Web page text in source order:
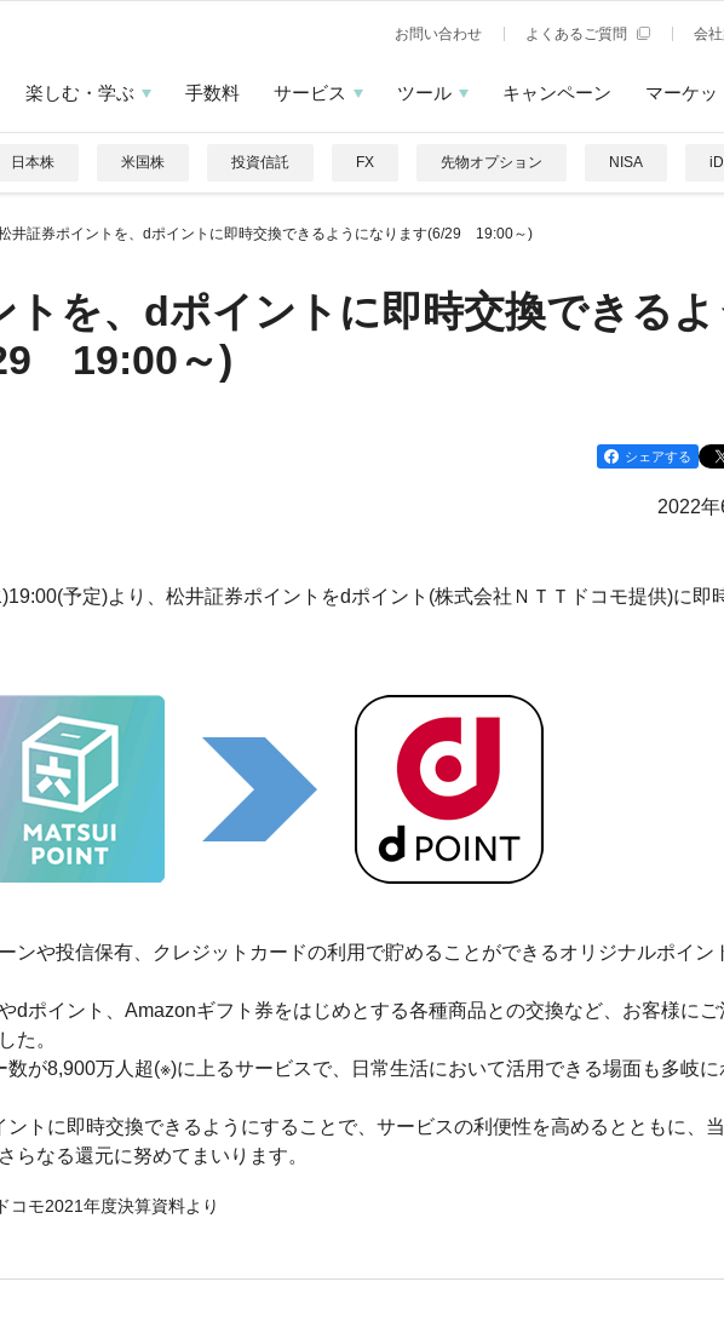
お問い合わせ よくあるご質問 会
楽しむ・学ぶ 手数料 サービス ツール キャンペーン マーケッ
日本株 米国株 投資信託 FX 先物オプション NISA
井証券ポイントを、dポイントに即時交換できるようになります(6/29 19:00～)
トを、dポイントに即時交換できる
19:00～)
シェアする
2022
予定)より、松井証券ポイントをdポイント(株式会社ＮＴＴドコモ提供)に即
ンや投信保有、クレジットカードの利用で貯めることができるオリジナルポイン
dポイント、Amazonギフト券をはじめとする各種商品との交換など、お客様にご
た。
が8,900万人超(※)に上るサービスで、日常生活において活用できる場面も多岐に
トに即時交換できるようにすることで、サービスの利便性を高めるとともに、
らなる還元に努めてまいります。
コモ2021年度決算資料より